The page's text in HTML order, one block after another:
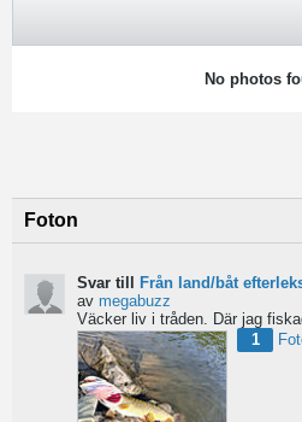
No photos
Foton
Svar till
Från land/båt
av megabuzz
1